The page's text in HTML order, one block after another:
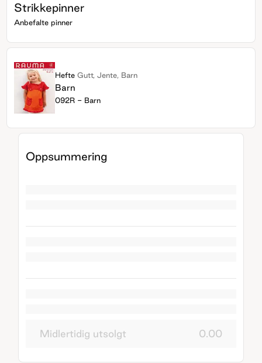
Strikkepinner
Anbefalte pinner
Hefte Gutt, Jente, Barn
Barn
092R - Barn
Oppsummering
Midlertidig utsolgt 0.00